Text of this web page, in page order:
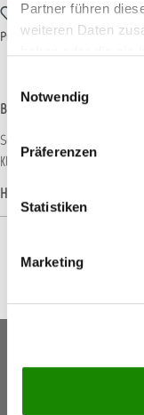
Partner führen
weiteren Daten
Notwendig
Präferenzen
Statistiken
Marketing
Zum Merkzettel
Produktnummer: HAM009217
Beschreibung
Schleifplatte für Hamach
Klett Schleifscheiben.
Hersteller-Informationen